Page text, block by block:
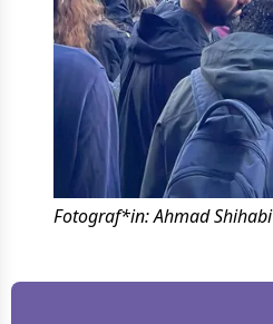
Fotograf*in: Ahmad Shihabi